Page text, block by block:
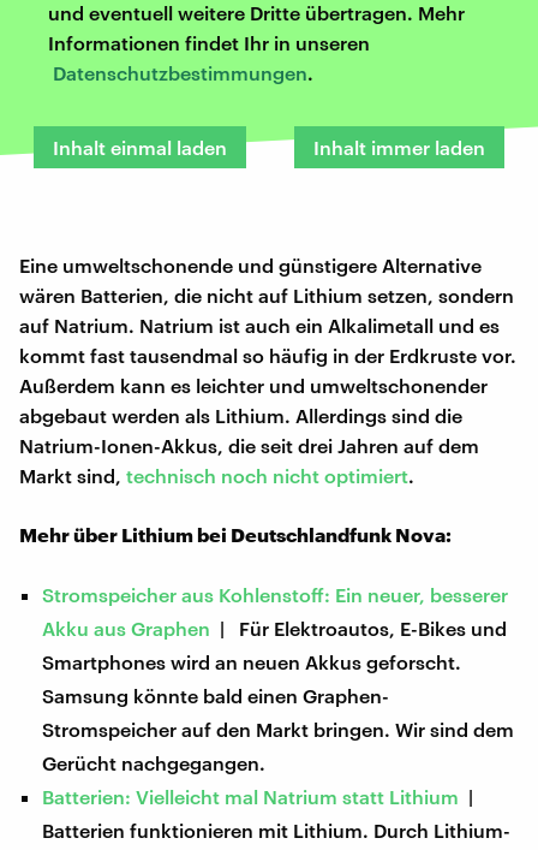
und eventuell weitere Dritte übertragen. Mehr
Informationen findet Ihr in unseren
Datenschutzbestimmungen.
Inhalt einmal laden Inhalt immer laden
Eine umweltschonende und günstigere Alternative
wären Batterien, die nicht auf Lithium setzen, sondern
auf Natrium. Natrium ist auch ein Alkalimetall und es
kommt fast tausendmal so häufig in der Erdkruste vor.
Außerdem kann es leichter und umweltschonender
abgebaut werden als Lithium. Allerdings sind die
Natrium-Ionen-Akkus, die seit drei Jahren auf dem
Markt sind, technisch noch nicht optimiert.
Mehr über Lithium bei Deutschlandfunk Nova:
Stromspeicher aus Kohlenstoff: Ein neuer, besserer
Akku aus Graphen | Für Elektroautos, E-Bikes und
Smartphones wird an neuen Akkus geforscht.
Samsung könnte bald einen Graphen-
Stromspeicher auf den Markt bringen. Wir sind dem
Gerücht nachgegangen.
Batterien: Vielleicht mal Natrium statt Lithium |
Batterien funktionieren mit Lithium. Durch Lithium-